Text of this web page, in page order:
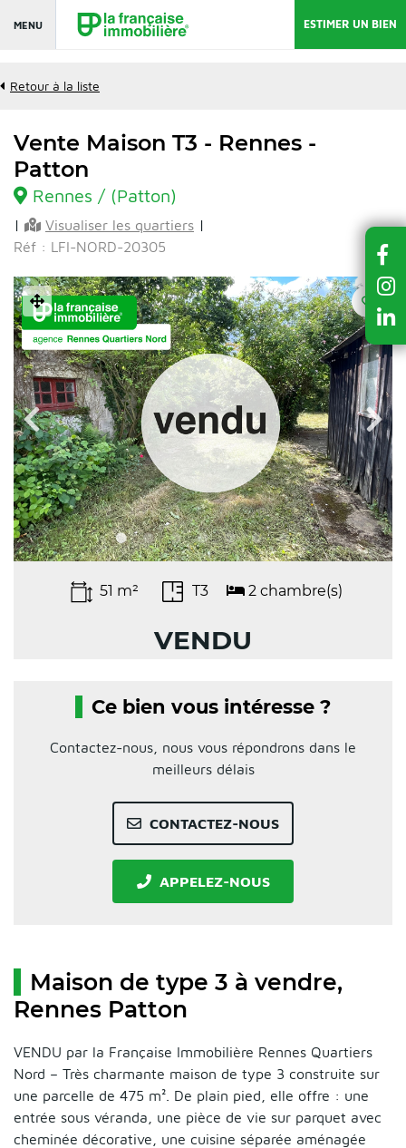
MENU ESTIMER UN BIEN
Retour à la liste
Vente Maison T3 - Rennes -
Patton
Rennes / (Patton)
| Visualiser les quartiers |
Réf : LFI-NORD-20305
51 m² T3 2 chambre(s)
VENDU
Ce bien vous intéresse ?
Contactez-nous, nous vous répondrons dans le
meilleurs délais
CONTACTEZ-NOUS
APPELEZ-NOUS
Maison de type 3 à vendre,
Rennes Patton
VENDU par la Française Immobilière Rennes Quartiers
Nord – Très charmante maison de type 3 construite sur
une parcelle de 475 m². De plain pied, elle offre : une
entrée sous véranda, une pièce de vie sur parquet avec
cheminée décorative, une cuisine séparée aménagée